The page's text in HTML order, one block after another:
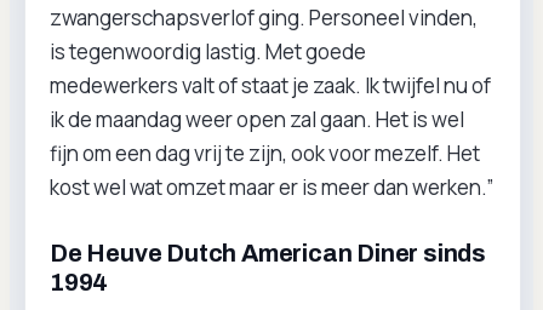
zwangerschapsverlof ging. Personeel vinden,
is tegenwoordig lastig. Met goede
medewerkers valt of staat je zaak. Ik twijfel nu of
ik de maandag weer open zal gaan. Het is wel
fijn om een dag vrij te zijn, ook voor mezelf. Het
kost wel wat omzet maar er is meer dan werken.”
De Heuve Dutch American Diner sinds
1994